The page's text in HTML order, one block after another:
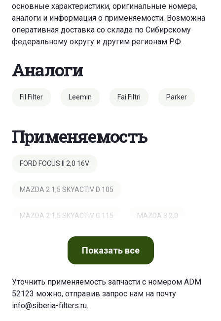
основные характеристики, оригинальные номера,
аналоги и информация о применяемости. Возможна
оперативная доставка со склада по Сибирскому
федеральному округу и другим регионам РФ.
Аналоги
Fil Filter Leemin Fai Filtri Parker
Применяемость
FORD FOCUS II 2,0 16V
MAZDA 2 1,5 SKYACTIV D 105
MAZDA 2 1,5 SKYACTIV G 115 MAZDA 3 2,0
MAZDA 3 2,0 MZR MAZDA 3 2,0 MZR DISI
MAZDA 3 2,3 DISI TURBO MPS MAZDA 5 1,8
Показатьвсе
Уточнить применяемость запчасти с номером ADM
52123 можно, отправив запрос нам на почту
info@siberia-filters.ru.